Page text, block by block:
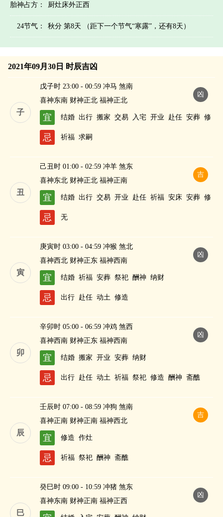
胎神占方： 厨灶床外正西
24节气： 秋分 第8天 （距下一个节气“寒露”，还有8天）
2021年09月30日 时辰吉凶
子
凶
戊子时 23:00 - 00:59 冲马 煞南
喜神东南 财神正北 福神正北
宜 结婚 出行 搬家 交易 入宅 开业 赴任 安葬 修
造
纳财
忌 祈福 求嗣
丑
吉
己丑时 01:00 - 02:59 冲羊 煞东
喜神东北 财神正北 福神正南
宜 结婚 出行 交易 开业 赴任 祈福 安床 安葬 修
忌 无
寅
凶
庚寅时 03:00 - 04:59 冲猴 煞北
喜神西北 财神正东 福神西南
宜 结婚 祈福 安葬 祭祀 酬神 纳财
忌 出行 赴任 动土 修造
卯
凶
辛卯时 05:00 - 06:59 冲鸡 煞西
喜神西南 财神正东 福神西南
宜 结婚 搬家 开业 安葬 纳财
忌 出行 赴任 动土 祈福 祭祀 修造 酬神 斋醮
辰
吉
壬辰时 07:00 - 08:59 冲狗 煞南
喜神正南 财神正南 福神西北
宜 修造 作灶
忌 祈福 祭祀 酬神 斋醮
巳
凶
癸巳时 09:00 - 10:59 冲猪 煞东
喜神东南 财神正南 福神正西